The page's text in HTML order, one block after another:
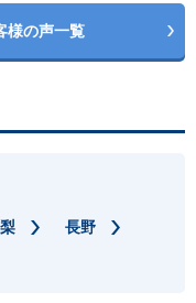
様の声一覧
長野